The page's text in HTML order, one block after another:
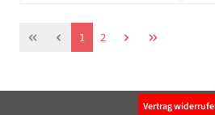
Seite
1 Seite
2
Vertrag